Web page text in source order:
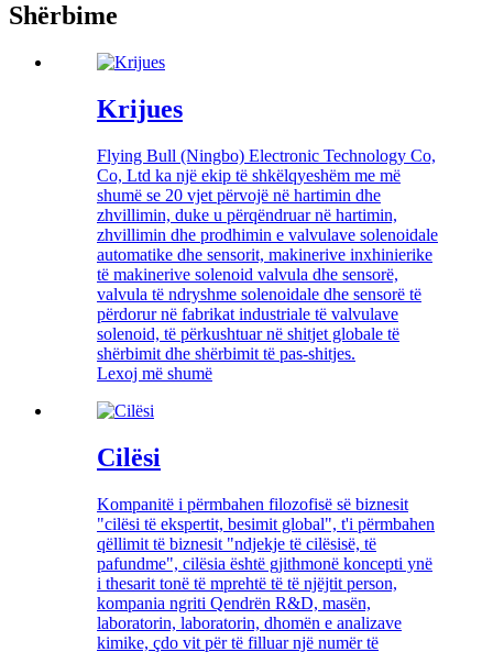
Shërbime
Krijues
Flying Bull (Ningbo) Electronic Technology Co,
Co, Ltd ka një ekip të shkëlqyeshëm me më
shumë se 20 vjet përvojë në hartimin dhe
zhvillimin, duke u përqëndruar në hartimin,
zhvillimin dhe prodhimin e valvulave solenoidale
automatike dhe sensorit, makinerive inxhinierike
të makinerive solenoid valvula dhe sensorë,
valvula të ndryshme solenoidale dhe sensorë të
përdorur në fabrikat industriale të valvulave
solenoid, të përkushtuar në shitjet globale të
shërbimit dhe shërbimit të pas-shitjes.
Lexoj më shumë
Cilësi
Kompanitë i përmbahen filozofisë së biznesit
"cilësi të ekspertit, besimit global", t'i përmbahen
qëllimit të biznesit "ndjekje të cilësisë, të
pafundme", cilësia është gjithmonë koncepti ynë
i thesarit tonë të mprehtë të të njëjtit person,
kompania ngriti Qendrën R&D, masën,
laboratorin, laboratorin, dhomën e analizave
kimike, çdo vit për të filluar një numër të